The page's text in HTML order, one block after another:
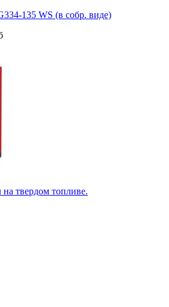
135 WS (в собр. виде)
твердом топливе.